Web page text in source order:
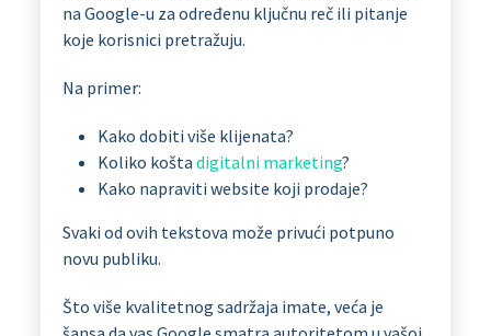
na Google-u za određenu ključnu reč ili pitanje
koje korisnici pretražuju.
Na primer:
Kako dobiti više klijenata?
Koliko košta digitalni marketing?
Kako napraviti website koji prodaje?
Svaki od ovih tekstova može privući potpuno
novu publiku.
Što više kvalitetnog sadržaja imate, veća je